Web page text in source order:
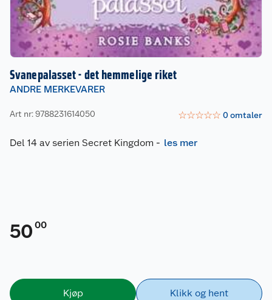
Svanepalasset - det hemmelige riket
ANDRE MERKEVARER
Art nr: 9788231614050 ☆☆☆☆☆ 0omtaler
Del 14 av serien Secret Kingdom - les mer
50 00
Kjøp Klikk og hent